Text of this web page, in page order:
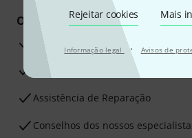
Rejeitar cookies Mais
Informação legal · Avisos de
Os seus benefícios
Garantia Thomann de 3 anos
30 dias de garantia de dinheiro de
Assistência de Reparação
Conselhos dos nossos